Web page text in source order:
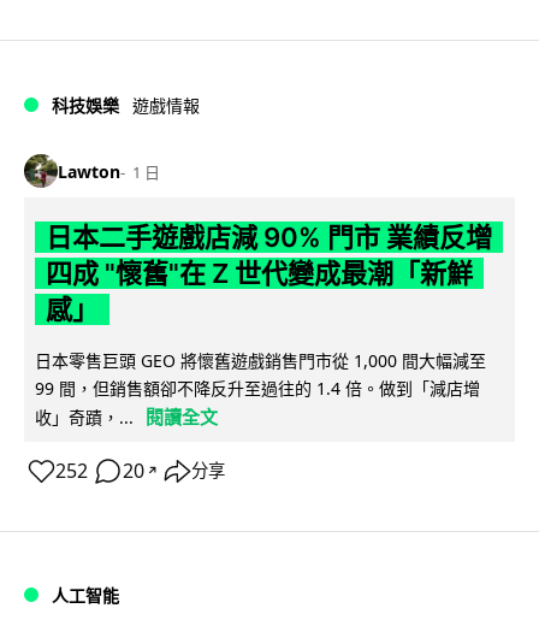
科技娛樂 遊戲情報
Lawton 1 日
日本二手遊戲店減 90% 門市 業績反增
四成 "懷舊"在 Z 世代變成最潮「新鮮
感」
日本零售巨頭 GEO 將懷舊遊戲銷售門市從 1,000 間大幅減至
99 間，但銷售額卻不降反升至過往的 1.4 倍。做到「減店增
收」奇蹟，...
閱讀全文
252 20 ↗ 分享
人工智能